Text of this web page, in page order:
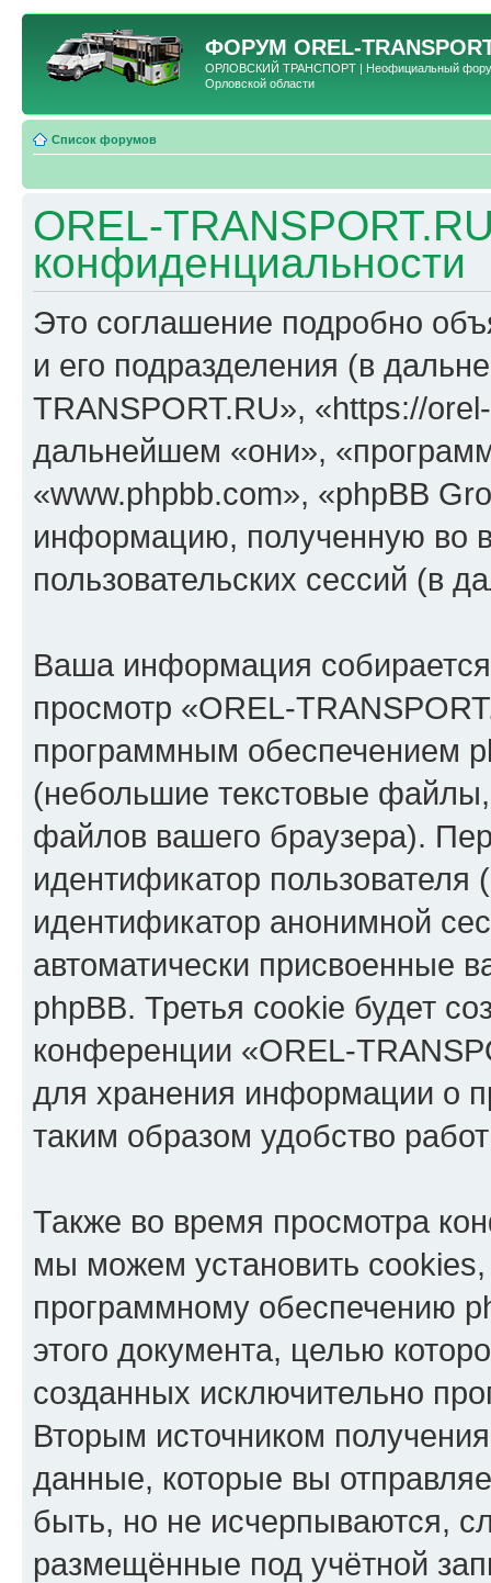
ФОРУМ OREL-
ОРЛОВСКИЙ ТРАНСПОРТ | Неофициальный форум
Орловской области
Список форумов
OREL-
конфиденциальности
Это соглашение подробно
и его подразделения (в
TRANSPORT.RU», «https://
дальнейшем «они»,
«www.phpbb.com», «phpBB
информацию, полученную во
пользовательских сессий (в
Ваша информация
просмотр «OREL-
программным обеспечением
(небольшие текстовые
файлов вашего браузера).
идентификатор
идентификатор анонимной
автоматически присвоенные
phpBB. Третья cookie будет
конференции «OREL-
для хранения информации о
таким образом удобство
Также во время просмотра
мы можем установить
программному обеспечению
этого документа, целью
созданных исключительно
Вторым источником
данные, которые вы
быть, но не исчерпываются,
размещённые под учётной